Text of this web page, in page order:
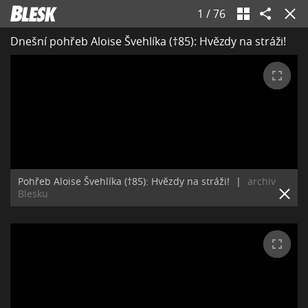
1 /76
Dnešní pohřeb Aloise Švehlíka (†85): Hvězdy na stráži!
Pohřeb Aloise Švehlíka (†85): Hvězdy na stráži! |
archiv
Blesku